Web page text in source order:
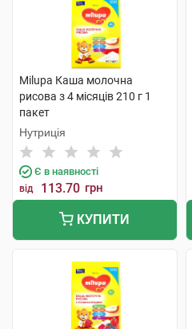
Milupa Каша молочна
рисова з 4 місяців 210 г 1
пакет
Нутриція
Є в наявності
від 113.70 грн
КУПИТИ